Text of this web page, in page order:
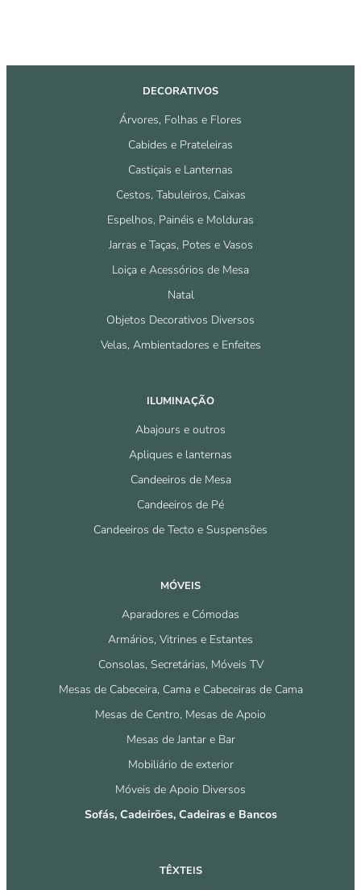
DECORATIVOS
Árvores, Folhas e Flores
Cabides e Prateleiras
Castiçais e Lanternas
Cestos, Tabuleiros, Caixas
Espelhos, Painéis e Molduras
Jarras e Taças, Potes e Vasos
Loiça e Acessórios de Mesa
Natal
Objetos Decorativos Diversos
Velas, Ambientadores e Enfeites
ILUMINAÇÃO
Abajours e outros
Apliques e lanternas
Candeeiros de Mesa
Candeeiros de Pé
Candeeiros de Tecto e Suspensões
MÓVEIS
Aparadores e Cómodas
Armários, Vitrines e Estantes
Consolas, Secretárias, Móveis TV
Mesas de Cabeceira, Cama e Cabeceiras de Cama
Mesas de Centro, Mesas de Apoio
Mesas de Jantar e Bar
Mobiliário de exterior
Móveis de Apoio Diversos
Sofás, Cadeirões, Cadeiras e Bancos
TÊXTEIS